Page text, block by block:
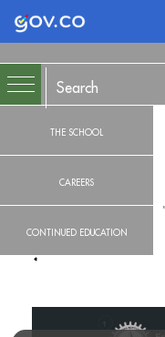
Logo
THE SCHOOL
CAREERS
CONTINUED EDUCATION